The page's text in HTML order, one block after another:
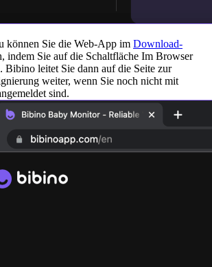
können Sie die Web-App im Download-
indem Sie auf die Schaltfläche Im Browser
Bibino leitet Sie dann auf die Seite zur
weiter, wenn Sie noch nicht mit
sind.